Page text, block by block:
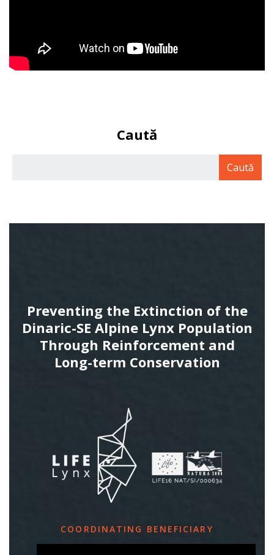
Caută
Preventing the Extinction of the
Dinaric-SE Alpine Lynx Population
Through Reinforcement and
Long-term Conservation
COORDINATING BENEFICIARY